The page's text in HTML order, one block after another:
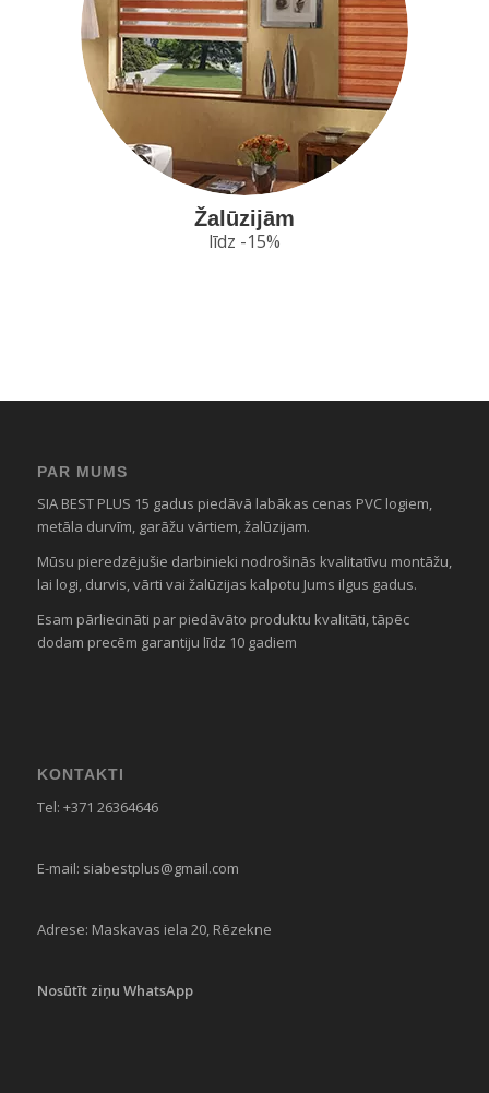
Žalūzijām
līdz -15%
PAR MUMS
SIA BEST PLUS 15 gadus piedāvā labākas cenas PVC logiem,
metāla durvīm, garāžu vārtiem, žalūzijam.
Mūsu pieredzējušie darbinieki nodrošinās kvalitatīvu montāžu,
lai logi, durvis, vārti vai žalūzijas kalpotu Jums ilgus gadus.
Esam pārliecināti par piedāvāto produktu kvalitāti, tāpēc
dodam precēm garantiju līdz 10 gadiem
KONTAKTI
Tel: +371 26364646
E-mail: siabestplus@gmail.com
Adrese: Maskavas iela 20, Rēzekne
Nosūtīt ziņu WhatsApp